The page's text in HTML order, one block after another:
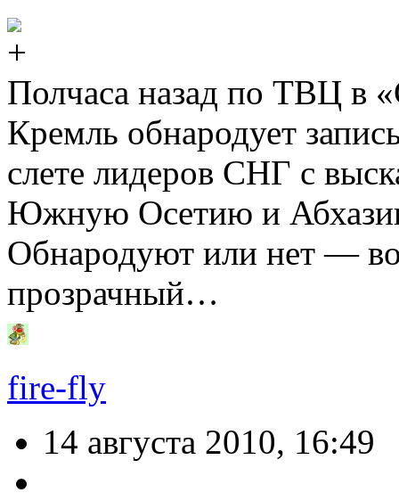
Полчаса назад по ТВЦ в
Кремль обнародует
слете лидеров СНГ с
Южную Осетию и
Обнародуют или нет —
прозрачный…
fire-fly
14 августа 2010, 16:49